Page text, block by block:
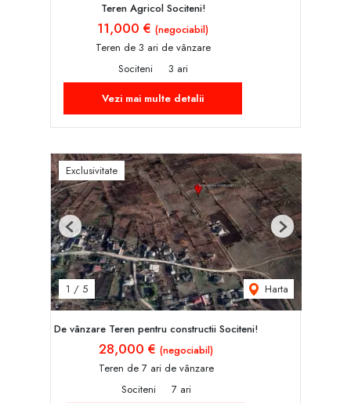
Teren Agricol Sociteni!
11,000 € (negociabil)
Teren de 3 ari de vânzare
Sociteni
3 ari
Vezi mai multe detalii
Exclusivitate
1 / 5 Harta
Previous Next
De vânzare Teren pentru constructii Sociteni!
28,000 € (negociabil)
Teren de 7 ari de vânzare
Sociteni
7 ari